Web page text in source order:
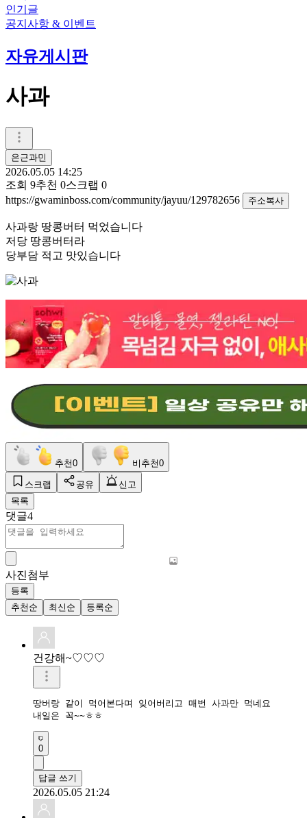
인기글
공지사항 & 이벤트
자유게시판
사과
은근과민
2026.05.05 14:25
조회 9추천 0스크랩 0
https://gwaminboss.com/community/jayuu/129782656
주소복사
사과랑 땅콩버터 먹었습니다
저당 땅콩버터라
당부담 적고 맛있습니다
추천0 비추천0
스크랩 공유
신고
목록
댓글4
사진첨부
등록
추천순
최신순 등록순
건강해~♡♡♡
땅버랑 같이 먹어본다며 잊어버리고 매번 사과만 먹네요
내일은 꼭~~ㅎㅎ
0
답글 쓰기
2026.05.05 21:24